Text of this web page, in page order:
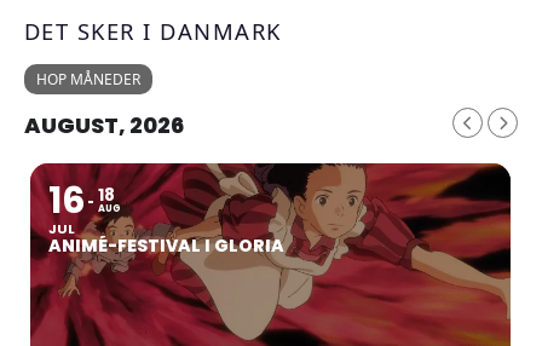
DET SKER I DANMARK
HOP MÅNEDER
AUGUST, 2026
16
JUL
18
AUG
ANIMÉ-FESTIVAL I GLORIA